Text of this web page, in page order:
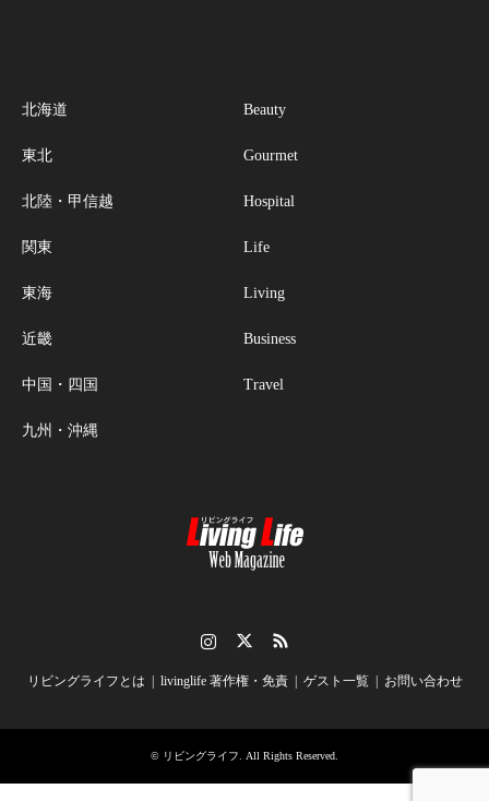
北海道
東北
北陸・甲信越
関東
東海
近畿
中国・四国
九州・沖縄
Beauty
Gourmet
Hospital
Life
Living
Business
Travel
リビングライフとは livinglife 著作権・免責 ゲスト一覧 お問い合わせ
© リビングライフ. All Rights Reserved.